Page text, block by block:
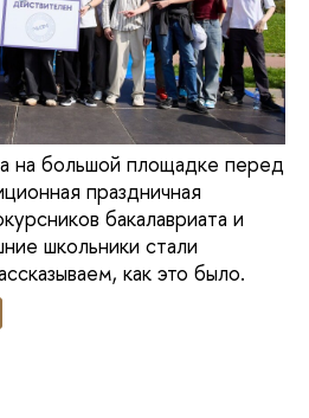
на большой площадке перед
праздничная
бакалавриата и
школьники стали
как это было.